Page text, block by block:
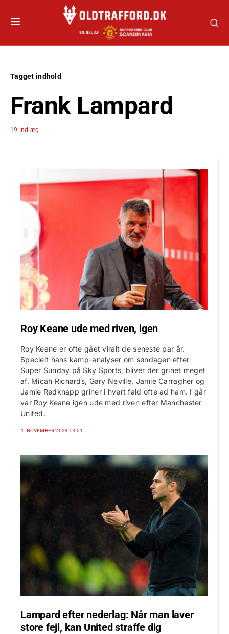
Tagget indhold
Frank Lampard
19 indlæg
Roy Keane ude med riven, igen
Roy Keane er ofte gået viralt de seneste par år.
Specielt hans kamp-analyser om søndagen efter
Super Sunday på Sky Sports, bliver der grinet meget
af. Micah Richards, Gary Neville, Jamie Carragher og
Jamie Redknapp griner i hvert fald ofte ad ham. I går
var Roy Keane igen ude med riven efter Manchester
United.
4. NOVEMBER 2024 14:51
Lampard efter nederlag: Når man laver
store fejl, kan United straffe dig